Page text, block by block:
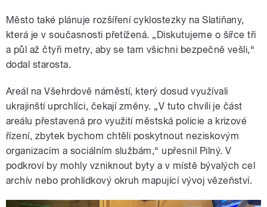
Město také plánuje rozšíření cyklostezky na Slatiňany,
která je v současnosti přetížená. „Diskutujeme o šířce tři
a půl až čtyři metry, aby se tam všichni bezpečně vešli,“
dodal starosta.
Areál na Všehrdově náměstí, který dosud využívali
ukrajinští uprchlíci, čekají změny. „V tuto chvíli je část
areálu přestavená pro využití městská policie a krizové
řízení, zbytek bychom chtěli poskytnout neziskovým
organizacím a sociálním službám,“ upřesnil Pilný. V
podkroví by mohly vzniknout byty a v místě bývalých cel
archív nebo prohlídkový okruh mapující vývoj vězeňství.